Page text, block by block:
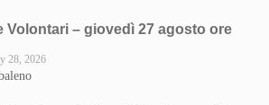
Volontari – giovedì 27 agosto ore
28, 2026